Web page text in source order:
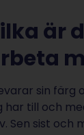
är
sin färg
har till och
sist och